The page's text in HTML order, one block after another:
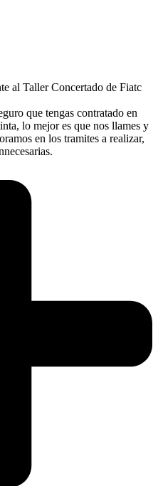
al Taller Concertado de Fiatc
que tengas contratado en
lo mejor es que nos llames y
en los tramites a realizar,